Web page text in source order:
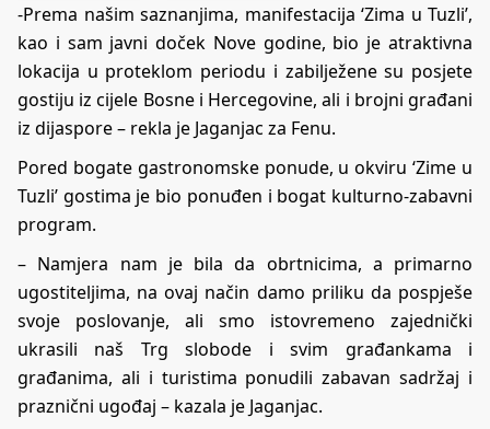
-Prema našim saznanjima, manifestacija ‘Zima u Tuzli’,
kao i sam javni doček Nove godine, bio je atraktivna
lokacija u proteklom periodu i zabilježene su posjete
gostiju iz cijele Bosne i Hercegovine, ali i brojni građani
iz dijaspore – rekla je Jaganjac za Fenu.
Pored bogate gastronomske ponude, u okviru ‘Zime u
Tuzli’ gostima je bio ponuđen i bogat kulturno-zabavni
program.
– Namjera nam je bila da obrtnicima, a primarno
ugostiteljima, na ovaj način damo priliku da pospješe
svoje poslovanje, ali smo istovremeno zajednički
ukrasili naš Trg slobode i svim građankama i
građanima, ali i turistima ponudili zabavan sadržaj i
praznični ugođaj – kazala je Jaganjac.